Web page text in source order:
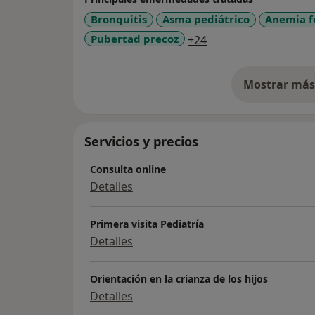
identificándome con la puericultura en el
interés especial en una alimentación
especial inquietud por la Neurología
Bronquitis Asma pediátrico Anemia
Pubertad precoz
+24
Mostrar
Servicios y precios
Consulta online
Detalles
Primera visita Pediatría
Detalles
Orientación en la crianza de los hijos
Detalles